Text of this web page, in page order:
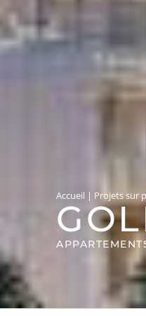
Accueil | Projets sur
APPARTEMENT